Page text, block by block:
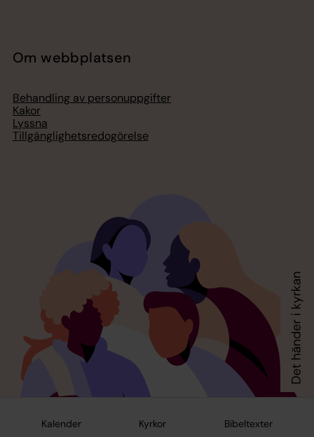
Kalender Kyrkor Bibeltexter
Om webbplatsen
Behandling av personuppgifter
Kakor
Lyssna
Tillgänglighetsredogörelse